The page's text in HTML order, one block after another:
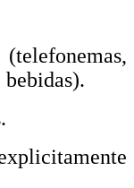
(telefonemas,